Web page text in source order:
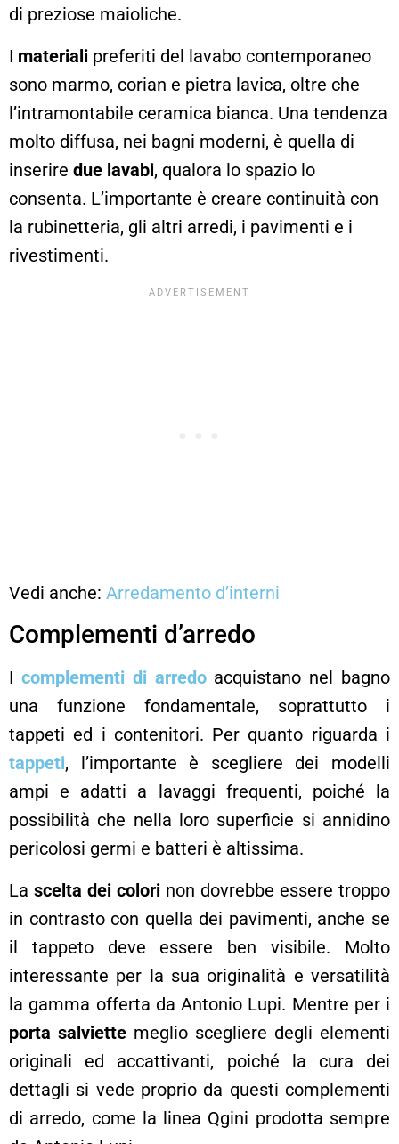
di preziose maioliche.
I materiali preferiti del lavabo contemporaneo
sono marmo, corian e pietra lavica, oltre che
l’intramontabile ceramica bianca. Una tendenza
molto diffusa, nei bagni moderni, è quella di
inserire due lavabi, qualora lo spazio lo
consenta. L’importante è creare continuità con
la rubinetteria, gli altri arredi, i pavimenti e i
rivestimenti.
Vedi anche: Arredamento d’interni
Complementi d’arredo
I complementi di arredoacquistano nel bagno
una funzione fondamentale, soprattutto i
tappeti ed i contenitori. Per quanto riguarda i
tappeti, l’importante è scegliere dei modelli
ampi e adatti a lavaggi frequenti, poiché la
possibilità che nella loro superficie si annidino
pericolosi germi e batteri è altissima.
La scelta dei colori non dovrebbe essere troppo
in contrasto con quella dei pavimenti, anche se
il tappeto deve essere ben visibile. Molto
interessante per la sua originalità e versatilità
la gamma offerta da Antonio Lupi. Mentre per i
porta salviette meglio scegliere degli elementi
originali ed accattivanti, poiché la cura dei
dettagli si vede proprio da questi complementi
di arredo, come la linea Qgini prodotta sempre